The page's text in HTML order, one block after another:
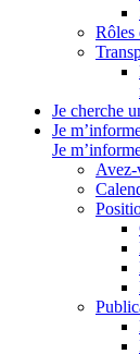
Rôles
Je cherche
Je
Je
Avez-